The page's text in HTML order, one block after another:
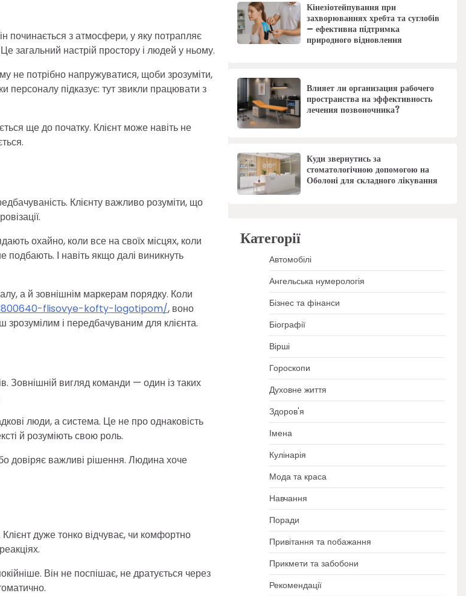
починається з атмосфери, у яку потрапляє
загальний настрій простору і людей у ньому.
не потрібно напружуватися, щоби зрозуміти,
персоналу підказує: тут звикли працювати з
ще до початку. Клієнт може навіть не
Клієнту важливо розуміти, що
охайно, коли все на своїх місцях, коли
І навіть якщо далі виникнуть
а й зовнішнім маркерам порядку. Коли
flisovye-kofty-logotipom/, воно
зрозумілим і передбачуваним для клієнта.
Зовнішній вигляд команди — один із таких
люди, а система. Це не про однаковість
й розуміють свою роль.
довіряє важливі рішення. Людина хоче
дуже тонко відчуває, чи комфортно
Він не поспішає, не дратується через
Кінезіотейпування при
захворюваннях хребта та суглобів
– ефективна підтримка
природного відновлення
Влияет ли организация рабочего
пространства на эффективность
лечения позвоночника?
Куди звернутись за
стоматологічною допомогою на
Оболоні для складного лікування
Категорії
Автомобілі
Ангельська нумерологія
Бізнес та фінанси
Біографії
Вірші
Гороскопи
Духовне життя
Здоров'я
Імена
Кулінарія
Мода та краса
Навчання
Поради
Привітання та побажання
Прикмети та забобони
Рекомендації